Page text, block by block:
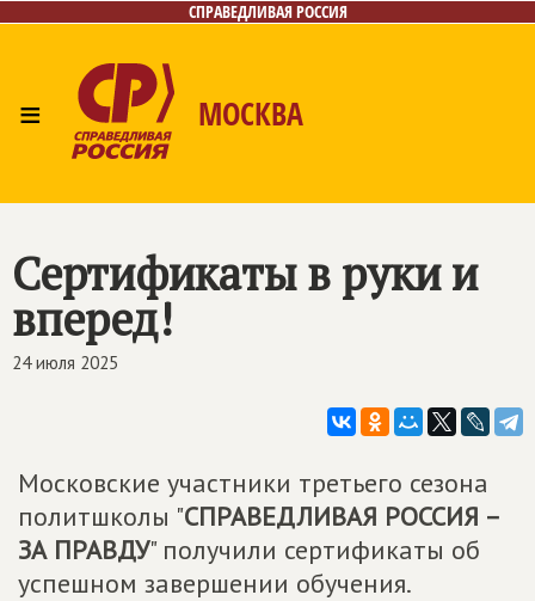
СПРАВЕДЛИВАЯ РОССИЯ
≡ МОСКВА
Фото/Видео
Сертификаты в руки и
вперед!
24 июля 2025
Московские участники третьего сезона
политшколы "СПРАВЕДЛИВАЯ РОССИЯ –
ЗА ПРАВДУ" получили сертификаты об
успешном завершении обучения.